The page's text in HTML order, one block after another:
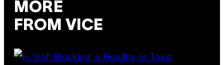
MORE
FROM VICE